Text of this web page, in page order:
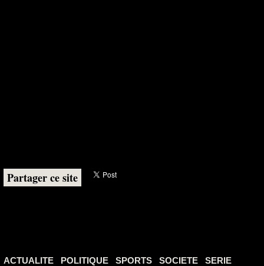
Partager ce site
ACTUALITE POLITIQUE SPORTS SOCIETE
SERIE